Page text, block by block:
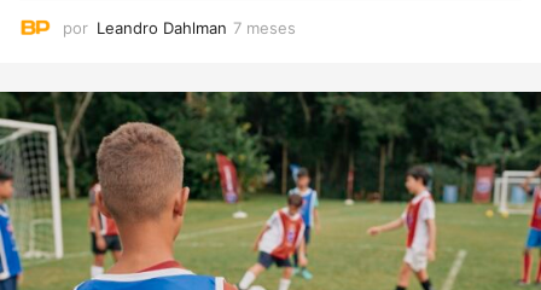
por Leandro Dahlman 7 meses
s
e
s